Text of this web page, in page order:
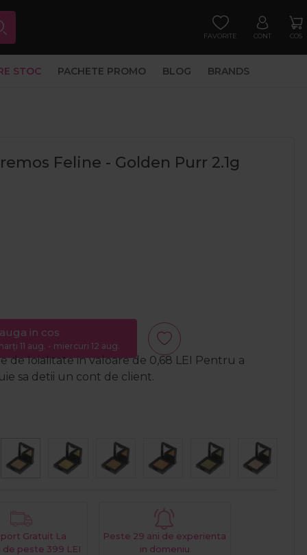
FAVORITE CONT COS
STOC PACHETE PROMO BLOG BRANDS
Feline - Golden Purr 2.1g
in cos
11 aug. - miercuri 12 aug.
de loialitate in valoare de 0,68 LEI Pentru a
sa detii un cont de client.
Gratuit La
de peste 399 LEI
Peste 29 ani de experienta
in domeniu